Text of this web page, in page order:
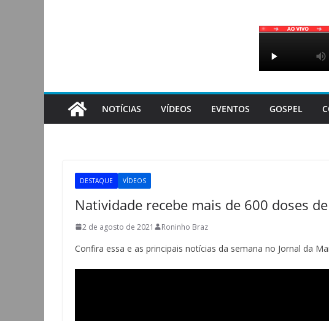
NOTÍCIAS VÍDEOS EVENTOS GOSPEL
DESTAQUE VÍDEOS
Natividade recebe mais de 600 doses
2 de agosto de 2021 Roninho Braz
Confira essa e as principais notícias da semana no Jornal da